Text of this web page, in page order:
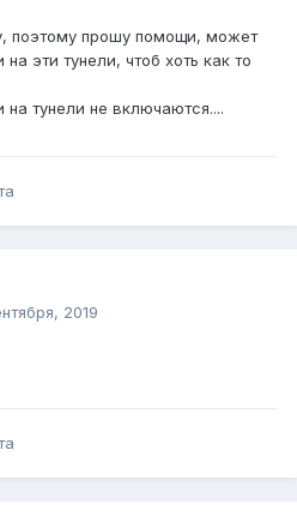
поэтому прошу помощи, может
эти тунели, чтоб хоть как то
тунели не включаются....
2019